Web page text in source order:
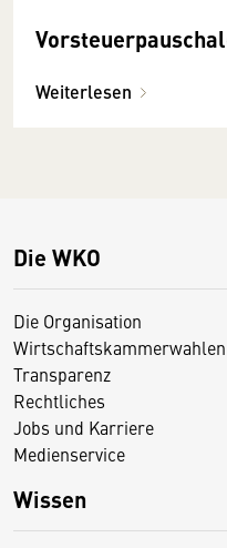
Weiterlesen
Die WKO
Die Organisation
Wirtschaftskammerwahlen
Transparenz
Rechtliches
Jobs und Karriere
Medienservice
Wissen